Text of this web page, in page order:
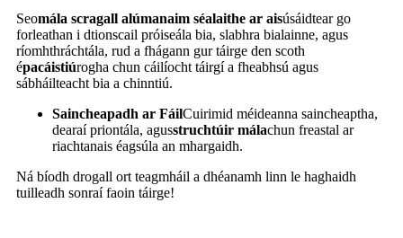
Seomála scragall alúmanaim séalaithe ar aisúsáidtear go
forleathan i dtionscail próiseála bia, slabhra bialainne, agus
ríomhthráchtála, rud a fhágann gur táirge den scoth
épacáistiúrogha chun cáilíocht táirgí a fheabhsú agus
sábháilteacht bia a chinntiú.
Saincheapadh ar FáilCuirimid méideanna saincheaptha,
dearaí priontála, agusstruchtúir málachun freastal ar
riachtanais éagsúla an mhargaidh.
Ná bíodh drogall ort teagmháil a dhéanamh linn le haghaidh
tuilleadh sonraí faoin táirge!